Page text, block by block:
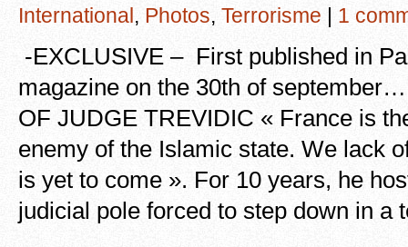
International, Photos, Terrorisme | 1
-EXCLUSIVE – First published in
magazine on the 30th of
OF JUDGE TREVIDIC « France is
enemy of the Islamic state. We lack
is yet to come ». For 10 years, he
judicial pole forced to step down in